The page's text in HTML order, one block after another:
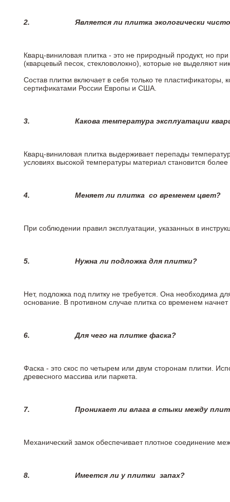
2. Является ли плитка экологически
Кварц-виниловая плитка - это не природный продукт, но
(кварцевый песок, стекловолокно), которые не выделяют
Состав плитки включает в себя только те
сертификатами России Европы и США.
3. Какова температура эксплуатации
Кварц-виниловая плитка выдерживает перепады
условиях высокой температуры материал становится
4. Меняет ли плитка со временем цвет?
При соблюдении правил эксплуатации, указанных в
5. Нужна ли подложка для плитки?
Нет, подложка под плитку не требуется. Она необходима
основание. В противном случае плитка со временем
6.Для чего на плитке фаска?
Фаска - это скос по четырем или двум сторонам плитки.
древесного массива или паркета.
7. Проникает ли влага в стыки между
Механический замок обеспечивает плотное соединение
8. Имеется ли у плитки запах?